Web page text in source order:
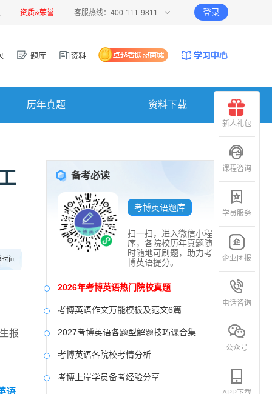
资质&荣誉 客服热线：400-111-9811 登录
题库 资料
历年真题 资料下载
间
报
备考必读
考博英语题库
扫一扫，进入微信小程
序，各院校历年真题随
时随地可刷题，助力考
博英语提分。
2026年考博英语热门院校真题
考博英语作文万能模板及范文6篇
2027考博英语各题型解题技巧课合集
考博英语各院校考情分析
考博上岸学员备考经验分享
新人礼包
课程咨询
学员服务
企业团报
电话咨询
公众号